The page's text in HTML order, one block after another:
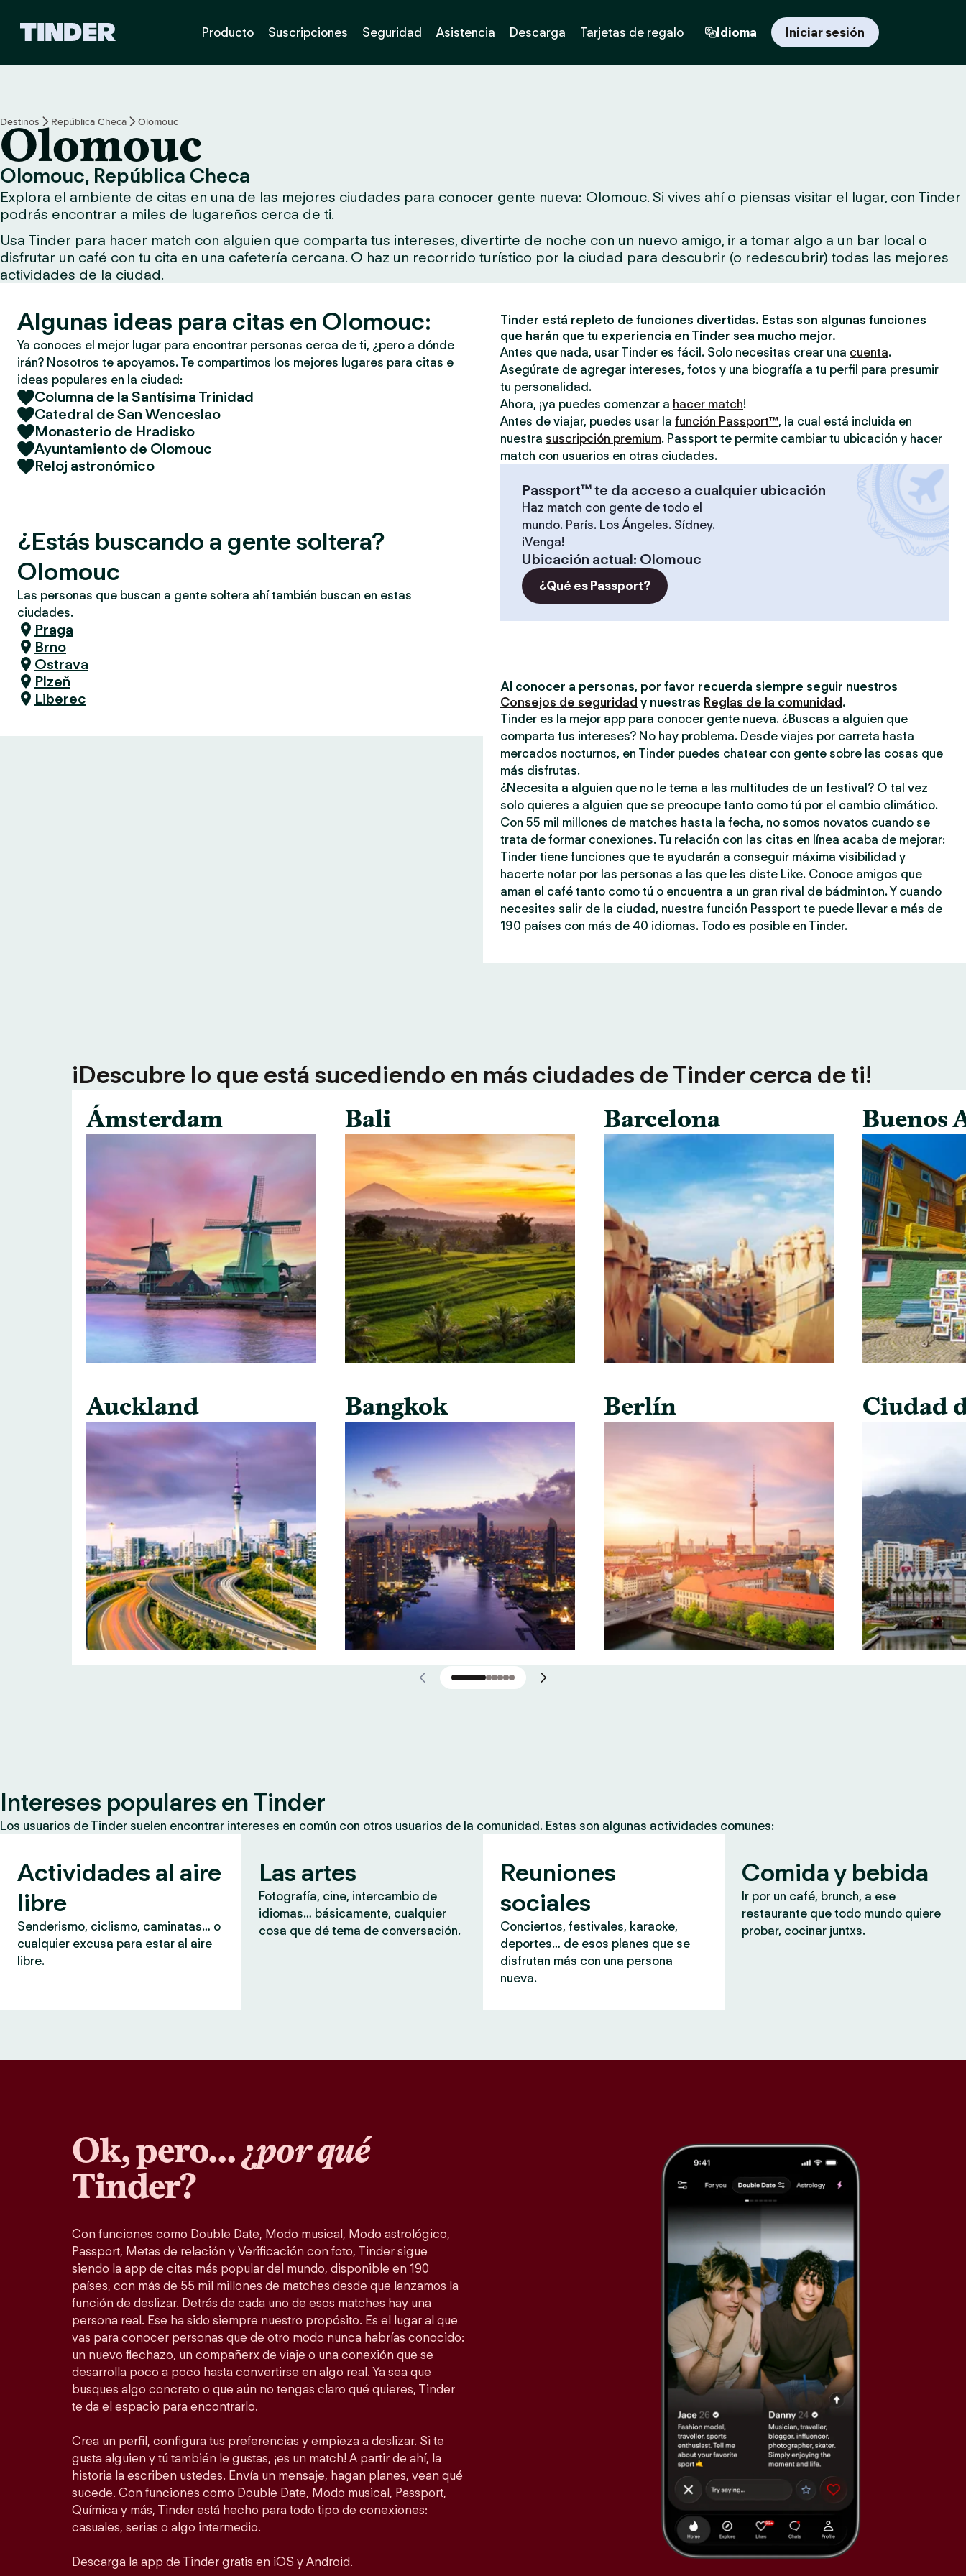
d
T
n
d
e
Producto Suscripciones Seguridad Asistencia Descarga Tarjetas de regalo Idioma Iniciar sesión
Destinos República Checa Olomouc
Olomouc
Olomouc, República Checa
Explora el ambiente de citas en una de las mejores ciudades para conocer gente nueva: Olomouc. Si vives ahí o piensas visitar el lugar, con Tinder
podrás encontrar a miles de lugareños cerca de ti.
Usa Tinder para hacer match con alguien que comparta tus intereses, divertirte de noche con un nuevo amigo, ir a tomar algo a un bar local o
disfrutar un café con tu cita en una cafetería cercana. O haz un recorrido turístico por la ciudad para descubrir (o redescubrir) todas las mejores
actividades de la ciudad.
Algunas ideas para citas en Olomouc:
Ya conoces el mejor lugar para encontrar personas cerca de ti, ¿pero a dónde
irán? Nosotros te apoyamos. Te compartimos los mejores lugares para citas e
ideas populares en la ciudad:
Columna de la Santísima Trinidad
Catedral de San Wenceslao
Monasterio de Hradisko
Ayuntamiento de Olomouc
Reloj astronómico
¿Estás buscando a gente soltera?
Olomouc
Las personas que buscan a gente soltera ahí también buscan en estas
ciudades.
Praga
Brno
Ostrava
Plzeň
Liberec
Tinder está repleto de funciones divertidas. Estas son algunas funciones
que harán que tu experiencia en Tinder sea mucho mejor.
Antes que nada, usar Tinder es fácil. Solo necesitas crear una cuenta.
Asegúrate de agregar intereses, fotos y una biografía a tu perfil para presumir
tu personalidad.
Ahora, ¡ya puedes comenzar a hacer match!
Antes de viajar, puedes usar la función Passport™, la cual está incluida en
nuestra suscripción premium. Passport te permite cambiar tu ubicación y hacer
match con usuarios en otras ciudades.
Passport™ te da acceso a cualquier ubicación
Haz match con gente de todo el
mundo. París. Los Ángeles. Sídney.
¡Venga!
Ubicación actual: Olomouc
¿Qué es Passport?
Al conocer a personas, por favor recuerda siempre seguir nuestros
Consejos de seguridad y nuestras Reglas de la comunidad .
Tinder es la mejor app para conocer gente nueva. ¿Buscas a alguien que
comparta tus intereses? No hay problema. Desde viajes por carreta hasta
mercados nocturnos, en Tinder puedes chatear con gente sobre las cosas que
más disfrutas.
¿Necesita a alguien que no le tema a las multitudes de un festival? O tal vez
solo quieres a alguien que se preocupe tanto como tú por el cambio climático.
Con 55 mil millones de matches hasta la fecha, no somos novatos cuando se
trata de formar conexiones. Tu relación con las citas en línea acaba de mejorar:
Tinder tiene funciones que te ayudarán a conseguir máxima visibilidad y
hacerte notar por las personas a las que les diste Like. Conoce amigos que
aman el café tanto como tú o encuentra a un gran rival de bádminton. Y cuando
necesites salir de la ciudad, nuestra función Passport te puede llevar a más de
190 países con más de 40 idiomas. Todo es posible en Tinder.
¡Descubre lo que está sucediendo en más ciudades de Tinder cerca de ti!
Ámsterdam
Auckland
Bali
Bangkok
Barcelona
Berlín
Buenos
Ciudad
Intereses populares en Tinder
Los usuarios de Tinder suelen encontrar intereses en común con otros usuarios de la comunidad. Estas son algunas actividades comunes:
Actividades al aire
libre
Senderismo, ciclismo, caminatas… o
cualquier excusa para estar al aire
libre.
Las artes
Fotografía, cine, intercambio de
idiomas… básicamente, cualquier
cosa que dé tema de conversación.
Reuniones
sociales
Conciertos, festivales, karaoke,
deportes… de esos planes que se
disfrutan más con una persona
nueva.
Comida y bebida
Ir por un café, brunch, a ese
restaurante que todo mundo quiere
probar, cocinar juntxs.
Ok, pero… ¿por qué
Tinder?
Con funciones como Double Date, Modo musical, Modo astrológico,
Passport, Metas de relación y Verificación con foto, Tinder sigue
siendo la app de citas más popular del mundo, disponible en 190
países, con más de 55 mil millones de matches desde que lanzamos la
función de deslizar. Detrás de cada uno de esos matches hay una
persona real. Ese ha sido siempre nuestro propósito. Es el lugar al que
vas para conocer personas que de otro modo nunca habrías conocido:
un nuevo flechazo, un compañerx de viaje o una conexión que se
desarrolla poco a poco hasta convertirse en algo real. Ya sea que
busques algo concreto o que aún no tengas claro qué quieres, Tinder
te da el espacio para encontrarlo.
Crea un perfil, configura tus preferencias y empieza a deslizar. Si te
gusta alguien y tú también le gustas, ¡es un match! A partir de ahí, la
historia la escriben ustedes. Envía un mensaje, hagan planes, vean qué
sucede. Con funciones como Double Date, Modo musical, Passport,
Química y más, Tinder está hecho para todo tipo de conexiones:
casuales, serias o algo intermedio.
Descarga la app de Tinder gratis en iOS y Android.